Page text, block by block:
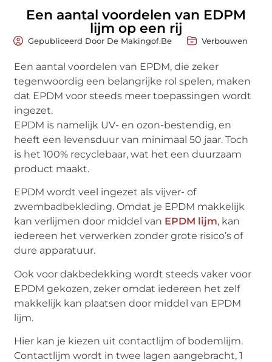
Een aantal voordelen van EDPM
lijm op een rij
Gepubliceerd Door De Makingof.be Verbouwen
Een aantal voordelen van EPDM, die zeker
tegenwoordig een belangrijke rol spelen, maken
dat EPDM voor steeds meer toepassingen wordt
ingezet.
EPDM is namelijk UV- en ozon-bestendig, en
heeft een levensduur van minimaal 50 jaar. Toch
is het 100% recyclebaar, wat het een duurzaam
product maakt.
EPDM wordt veel ingezet als vijver- of
zwembadbekleding. Omdat je EPDM makkelijk
kan verlijmen door middel van EPDM lijm, kan
iedereen het verwerken zonder grote risico’s of
dure apparatuur.
Ook voor dakbedekking wordt steeds vaker voor
EPDM gekozen, zeker omdat iedereen het zelf
makkelijk kan plaatsen door middel van EPDM
lijm.
Hier kan je kiezen uit contactlijm of bodemlijm.
Contactlijm wordt in twee lagen aangebracht, 1